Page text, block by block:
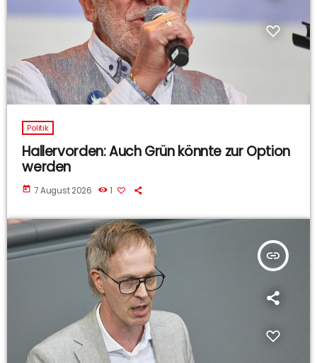
Politik
Hallervorden: Auch Grün könnte zur Option
werden
today 7 August 2026 1
insert_link